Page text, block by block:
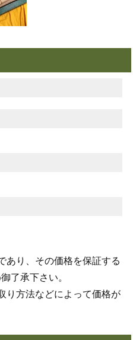
あり、その価格を保証する
了承下さい。
り方法などによって価格が